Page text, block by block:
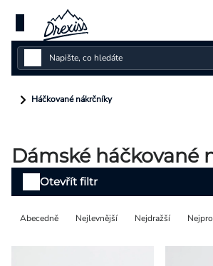
obsah
Dámské
Pánské
Kolekce
Dárkové poukazy
Háčkované nákrčníky
Dámské háčkované
Řazení
Abecedně Nejlevnější Nejdražší
Otevřít filtr
Výpis
produktů